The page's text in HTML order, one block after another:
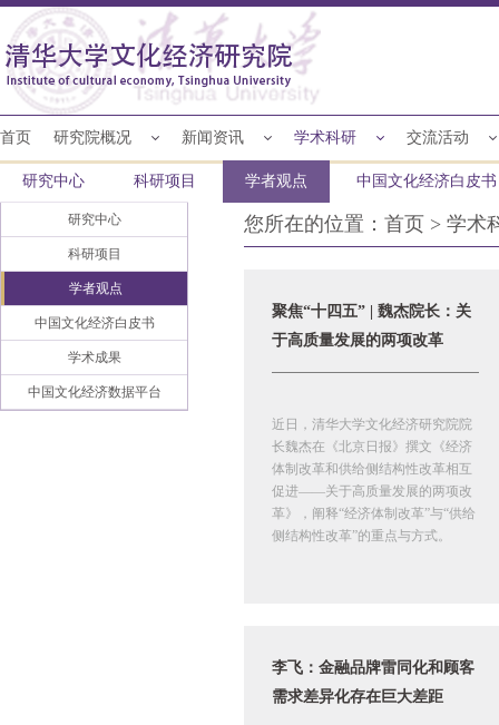
首页 研究院概况 新闻资讯 学术科研
研究中心 科研项目 学者观点 中国文化经济白皮书
交流活动
研究中心
科研项目
学者观点
中国文化经济白皮书
学术成果
中国文化经济数据平台
您所在的位置： 首页 > 学术
聚焦“十四五” | 魏杰院长：关
于高质量发展的两项改革
近日，清华大学文化经济研究院院
长魏杰在《北京日报》撰文《经济
体制改革和供给侧结构性改革相互
促进——关于高质量发展的两项改
革》，阐释“经济体制改革”与“供给
侧结构性改革”的重点与方式。
李飞：金融品牌雷同化和顾客
需求差异化存在巨大差距